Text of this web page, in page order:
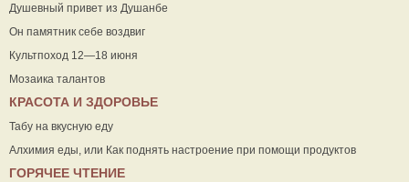
Душевный привет из Душанбе
Он памятник себе воздвиг
Культпоход 12—18 июня
Мозаика талантов
КРАСОТА И ЗДОРОВЬЕ
Табу на вкусную еду
Алхимия еды, или Как поднять настроение при помощи продуктов
ГОРЯЧЕЕ ЧТЕНИЕ